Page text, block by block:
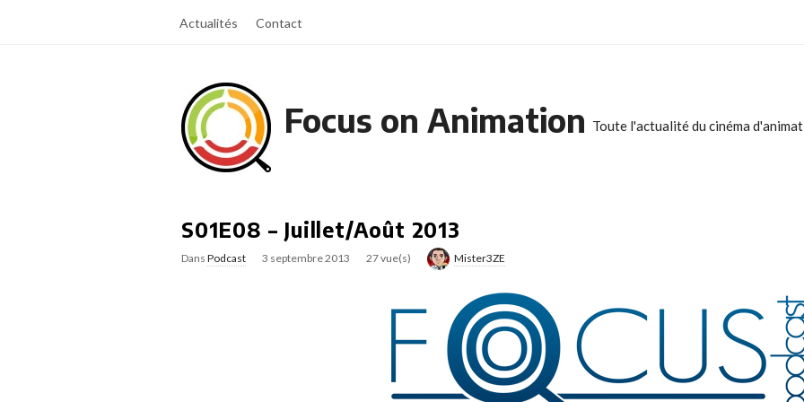
Actualités Contact
Focus on Animation Toute l'actualité du cinéma
S01E08 – Juillet/Août 2013
Dans Podcast 3 septembre 2013 27 vue(s) Mister3ZE